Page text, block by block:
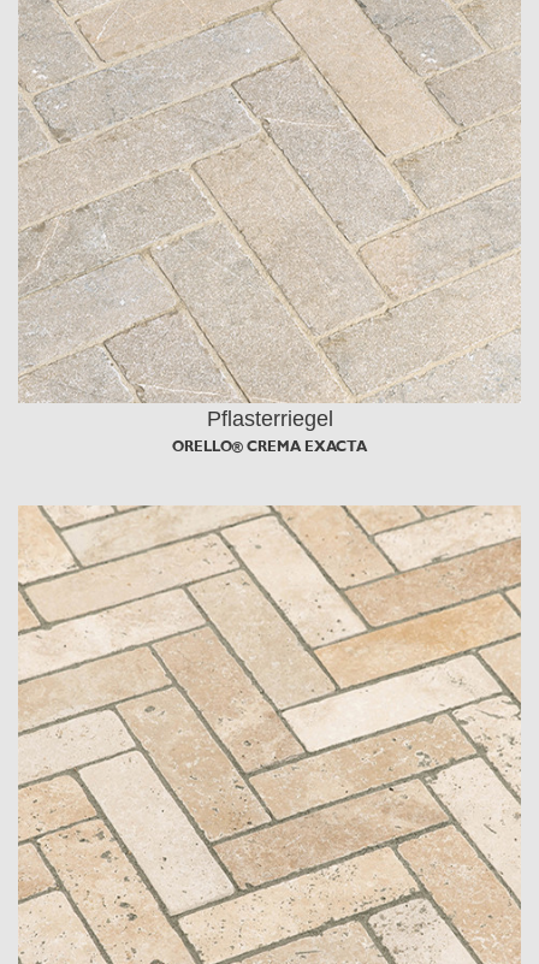
Pflasterriegel
ORELLO® CREMA EXACTA